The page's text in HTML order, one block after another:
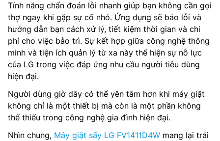
Tính năng chẩn đoán lỗi nhanh giúp bạn không cần gọi
thợ ngay khi gặp sự cố nhỏ. Ứng dụng sẽ báo lỗi và
hướng dẫn bạn cách xử lý, tiết kiệm thời gian và chi
phí cho việc bảo trì. Sự kết hợp giữa công nghệ thông
minh và tiện ích quản lý từ xa này thể hiện sự nỗ lực
của LG trong việc đáp ứng nhu cầu người tiêu dùng
hiện đại.
Người dùng giờ đây có thể yên tâm hơn khi máy giặt
không chỉ là một thiết bị mà còn là một phần không
thể thiếu trong công nghệ gia đình hiện đại.
Nhìn chung, Máy giặt sấy LG FV1411D4W mang lại trải